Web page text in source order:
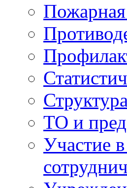
Пожарная
Структура
ТО и
Участие